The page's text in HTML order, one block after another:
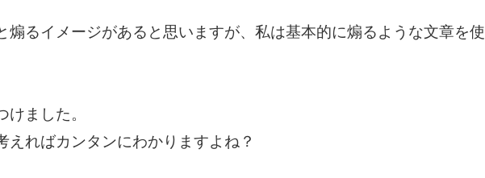
煽るイメージがあると思いますが、私は基本的に煽るような文章を使
ました。
えればカンタンにわかりますよね？